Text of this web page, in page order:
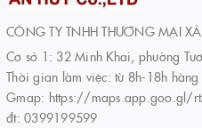
CÔNG TY TNHH THƯƠNG MẠI
Cơ sở 1: 32 Minh Khai, phường
Thời gian làm việc: từ 8h-18h
Gmap: https://maps.app.goo.gl/
đt: 0399199599